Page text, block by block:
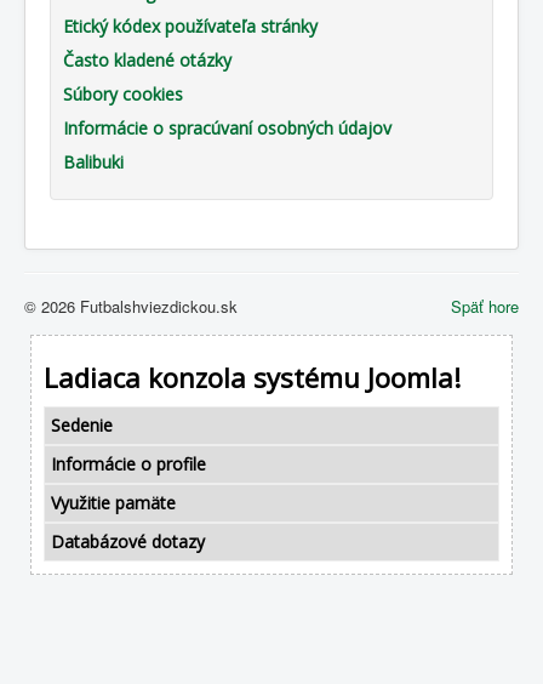
Etický kódex používateľa stránky
Často kladené otázky
Súbory cookies
Informácie o spracúvaní osobných údajov
Balibuki
Späť hore
© 2026 Futbalshviezdickou.sk
Ladiaca konzola systému Joomla!
Sedenie
Informácie o profile
Využitie pamäte
Databázové dotazy